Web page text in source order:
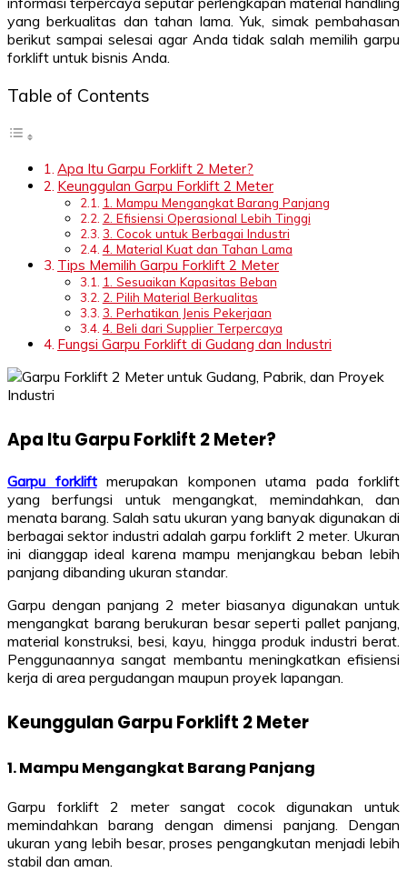
yang berkualitas dan tahan lama. Yuk, simak pembahasan
berikut sampai selesai agar Anda tidak salah memilih garpu
forklift untuk bisnis Anda.
Table of Contents
Apa Itu Garpu Forklift 2 Meter?
Keunggulan Garpu Forklift 2 Meter
1. Mampu Mengangkat Barang Panjang
2. Efisiensi Operasional Lebih Tinggi
3. Cocok untuk Berbagai Industri
4. Material Kuat dan Tahan Lama
Tips Memilih Garpu Forklift 2 Meter
1. Sesuaikan Kapasitas Beban
2. Pilih Material Berkualitas
3. Perhatikan Jenis Pekerjaan
4. Beli dari Supplier Terpercaya
Fungsi Garpu Forklift di Gudang dan Industri
Apa Itu Garpu Forklift 2 Meter?
Garpu forkliftmerupakan komponen utama pada forklift
yang berfungsi untuk mengangkat, memindahkan, dan
menata barang. Salah satu ukuran yang banyak digunakan di
berbagai sektor industri adalah garpu forklift 2 meter. Ukuran
ini dianggap ideal karena mampu menjangkau beban lebih
panjang dibanding ukuran standar.
Garpu dengan panjang 2 meter biasanya digunakan untuk
mengangkat barang berukuran besar seperti pallet panjang,
material konstruksi, besi, kayu, hingga produk industri berat.
Penggunaannya sangat membantu meningkatkan efisiensi
kerja di area pergudangan maupun proyek lapangan.
Keunggulan Garpu Forklift 2 Meter
1. Mampu Mengangkat Barang Panjang
Garpu forklift 2 meter sangat cocok digunakan untuk
memindahkan barang dengan dimensi panjang. Dengan
ukuran yang lebih besar, proses pengangkutan menjadi lebih
stabil dan aman.